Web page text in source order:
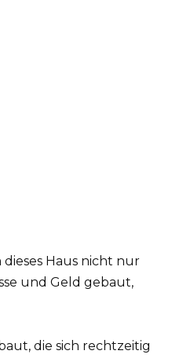
Haus nicht nur
und Geld gebaut,
die sich rechtzeitig